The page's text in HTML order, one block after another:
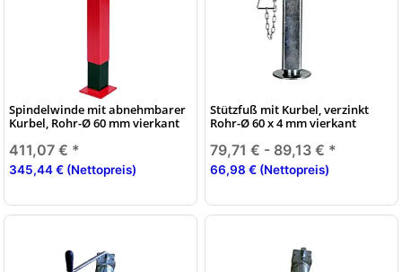
Spindelwinde mit abnehmbarer
Kurbel, Rohr-Ø 60 mm vierkant
411,07 € *
345,44 € (Nettopreis)
Stützfuß mit Kurbel, verzinkt
Rohr-Ø 60 x 4 mm vierkant
79,71 € - 89,13 € *
66,98 € (Nettopreis)